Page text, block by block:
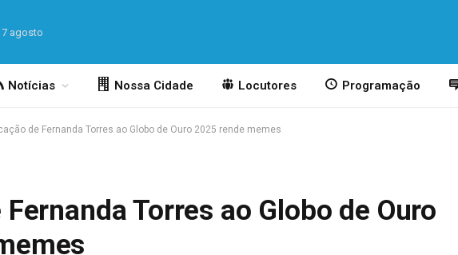
7 agosto
Notícias Nossa Cidade Locutores Programação
de Fernanda Torres ao Globo de Ouro 2025 rende memes
Torres ao Globo de Ouro